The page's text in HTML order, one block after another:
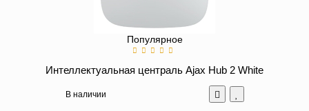
Популярное
Интеллектуальная централь Ajax Hub 2 White
В наличии